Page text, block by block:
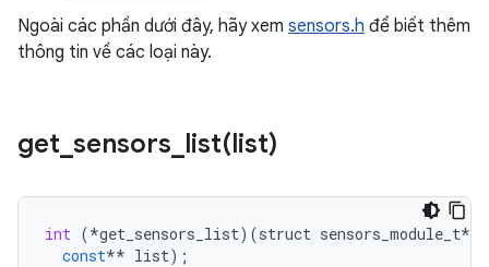
Ngoài các phần dưới đây, hãy xem sensors.h để biết thêm
thông tin về các loại này.
get_sensors_list(list)
int (*get_sensors_list)(struct sensors_module_t*
const** list);